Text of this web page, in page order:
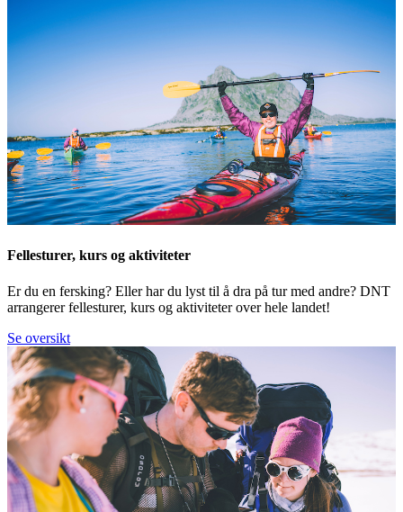
Fellesturer, kurs og aktiviteter
Er du en fersking? Eller har du lyst til å dra på tur med andre? DNT
arrangerer fellesturer, kurs og aktiviteter over hele landet!
Se oversikt